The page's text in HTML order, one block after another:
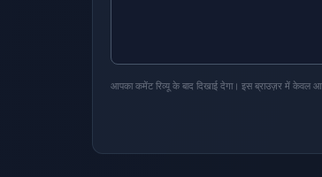
आपका कमेंट रिव्यू के बाद दिखाई देगा। इस ब्राउज़र में